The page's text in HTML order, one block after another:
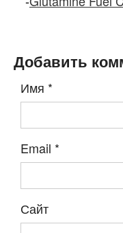
Добавить
Имя *
Email *
Сайт